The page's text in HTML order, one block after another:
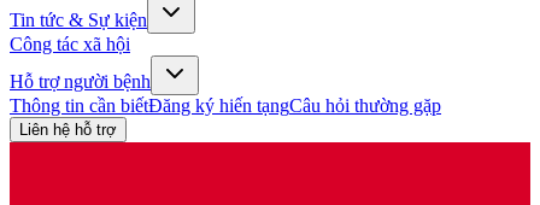
Tin tức & Sự kiện
Công tác xã hội
Hỗ trợ người bệnh
Thông tin cần biếtĐăng ký hiến tạngCâu hỏi thường gặp
Liên hệ hỗ trợ